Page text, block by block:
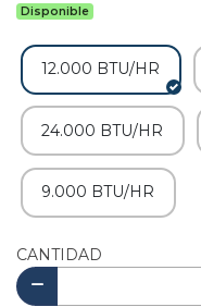
Disponible
12.000 BTU/HR
24.000 BTU/HR
9.000 BTU/HR
CANTIDAD